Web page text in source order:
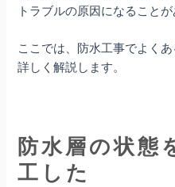
トラブルの原因になることが
ここでは、防水工事でよく
詳しく解説します。
防水層の状態
工した